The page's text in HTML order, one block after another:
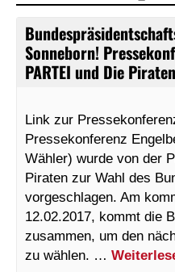
Sonneborn!
PARTEI und Die
Link zur
Pressekonferenz
Wähler) wurde von der
Piraten zur Wahl des
vorgeschlagen. Am
12.02.2017, kommt die
zusammen, um den
zu wählen. …